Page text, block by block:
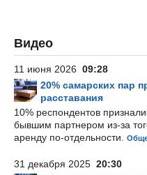
Видео
11 июня 2026 09:28
20% самарских пар
расставания
10% респондентов
бывшим партнером из-за
аренду по-отдельности.
31 декабря 2025 20:30